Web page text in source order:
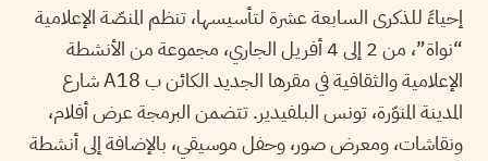
إحياءً للذكرى السابعة عشرة لتأسيسها، تنظم المنصّة الإعلامية
“نواة”، من 2 إلى 4 أفريل الجاري، مجموعة من الأنشطة
الإعلامية والثقافية في مقرها الجديد الكائن ب A18 شارع
المدينة المنوّرة، تونس البلفيدير. تتضمن البرمجة عرض أفلام،
ونقاشات، ومعرض صور، وحفل موسيقي، بالإضافة إلى أنشطة